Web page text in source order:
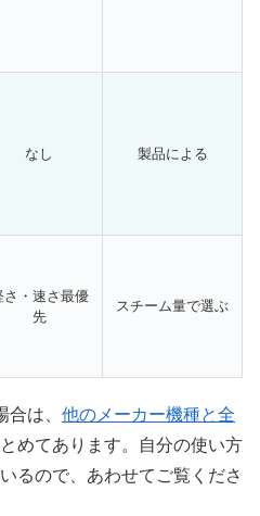
なし 製品による
さ・速さ最優
先
スチーム量で選ぶ
は、 他のメーカー機種と全
めてあります。自分の使い方
るので、あわせてご覧くださ